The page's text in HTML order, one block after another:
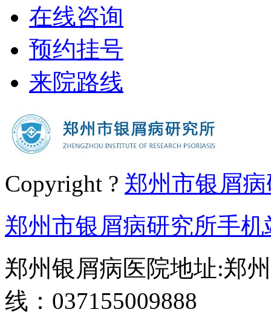
在线咨询
预约挂号
来院路线
Copyright ? 郑州市银屑
郑州市银屑病研究所手机
郑州银屑病医院地址:郑
线：037155009888